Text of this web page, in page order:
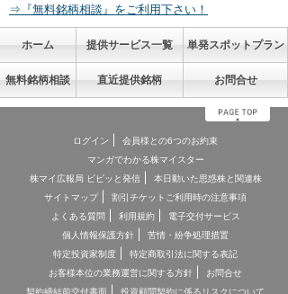
⇒『無料銘柄相談』をご利用下さい！
ホーム 提供サービス一覧 単発スポットプラン
無料銘柄相談 直近提供銘柄 お問合せ
ログイン
会員様との6つのお約束
マンガでわかる株マイスター
株マイ広報局 ビビッと発信
本日動いた思惑株と関連株
サイトマップ
割引チケットご利用時の注意事項
よくある質問
利用規約
電子交付サービス
個人情報保護方針
苦情・紛争処理措置
特定投資家制度
特定商取引法に関する表記
お客様本位の業務運営に関する方針
お問合せ
契約締結前交付書面
投資顧問契約に係るリスクについて